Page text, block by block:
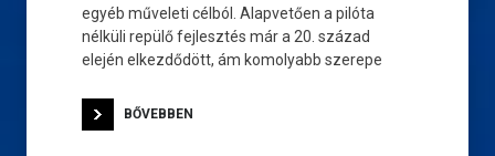
egyéb műveleti célból. Alapvetően a pilóta
nélküli repülő fejlesztés már a 20. század
elején elkezdődött, ám komolyabb szerepe
BŐVEBBEN